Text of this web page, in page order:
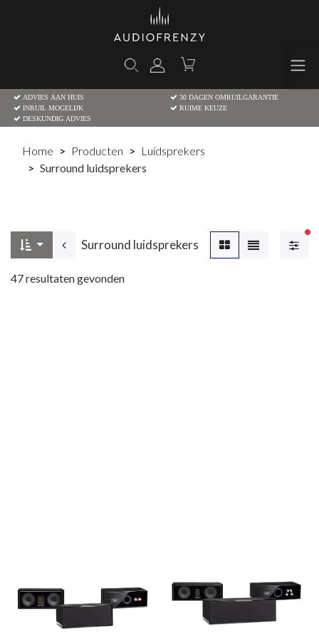
ADVIES AAN HUIS
30 DAGEN OMRUILGARANTIE
INRUIL MOGELIJK
RUIME KEUZE
DESKUNDIG ADVIES
Home Producten
Luidsprekers
Surround luidsprekers
Surround luidsprekers
47resultaten gevonden